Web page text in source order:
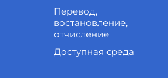
Перевод,
востановление,
отчисление
Доступная среда